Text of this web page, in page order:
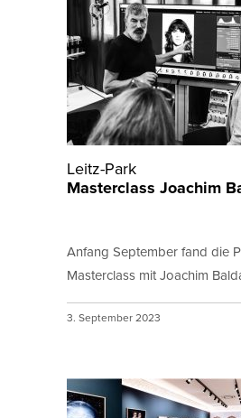
Leitz-Park
Masterclass Joachim
Anfang September fand die
Masterclass mit Joachim
3. September 2023